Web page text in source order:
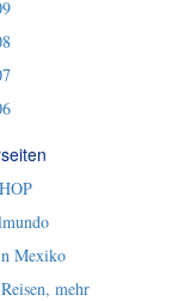
Mexiko
mehr